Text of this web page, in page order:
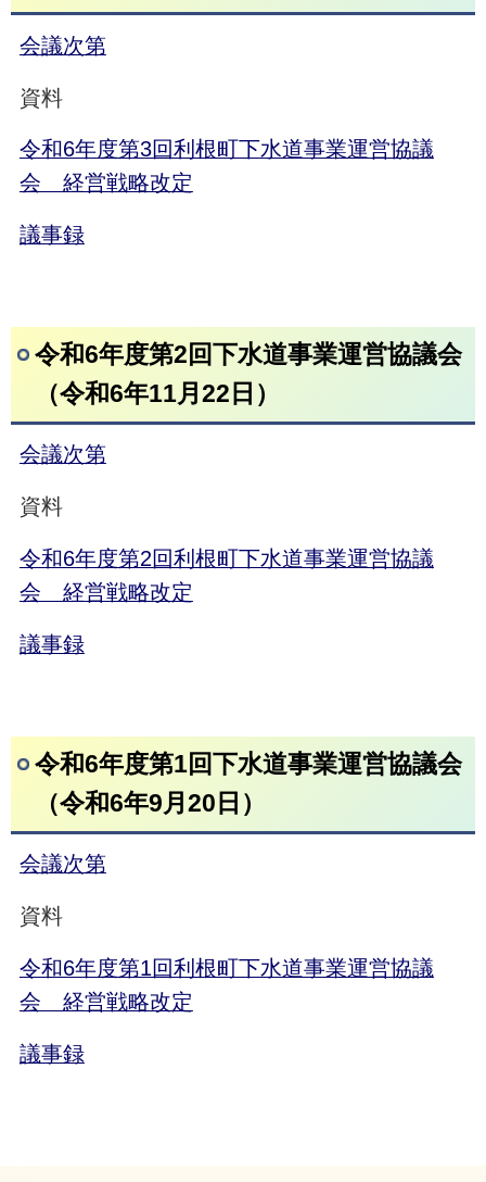
会議次第
資料
令和6年度第3回利根町下水道事業運営協議
会 経営戦略改定
議事録
令和6年度第2回下水道事業運営協議会
（令和6年11月22日）
会議次第
資料
令和6年度第2回利根町下水道事業運営協議
会 経営戦略改定
議事録
令和6年度第1回下水道事業運営協議会
（令和6年9月20日）
会議次第
資料
令和6年度第1回利根町下水道事業運営協議
会 経営戦略改定
議事録